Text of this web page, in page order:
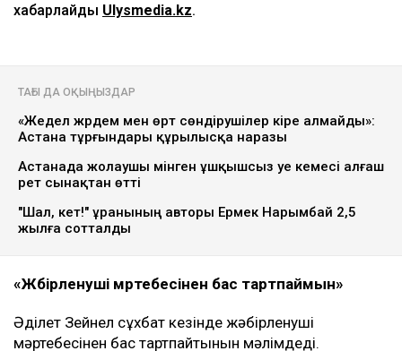
хабарлайды Ulysmedia.kz.
ТАҒЫ ДА ОҚЫҢЫЗДАР
«Жедел жәрдем мен өрт сөндірушілер кіре алмайды»:
Астана тұрғындары құрылысқа наразы
Астанада жолаушы мінген ұшқышсыз әуе кемесі алғаш
рет сынақтан өтті
"Шал, кет!" ұранының авторы Ермек Нарымбай 2,5
жылға сотталды
«Жәбірленуші мәртебесінен бас тартпаймын»
Әділет Зейнел сұхбат кезінде жәбірленуші
мәртебесінен бас тартпайтынын мәлімдеді.